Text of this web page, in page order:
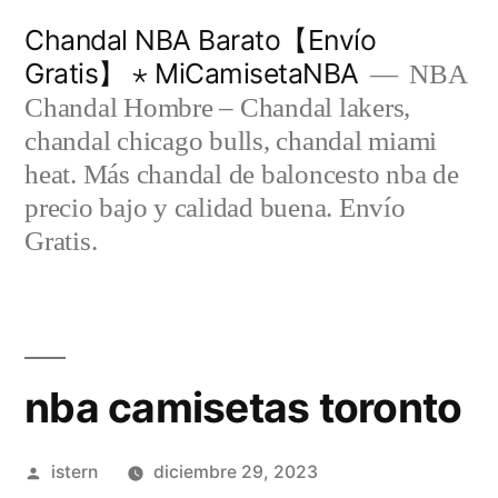
contenido
Chandal NBA Barato【Envío
Gratis】 ⋆ MiCamisetaNBA
NBA
Chandal Hombre – Chandal lakers,
chandal chicago bulls, chandal miami
heat. Más chandal de baloncesto nba de
precio bajo y calidad buena. Envío
Gratis.
nba camisetas toronto
Publicado
istern diciembre 29, 2023